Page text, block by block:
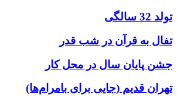
تولد 32 سالگی
تفال به قرآن در شب قدر
جشن پایان سال در محل کار
تهران قدیم (جایی برای بامرام‌ها)